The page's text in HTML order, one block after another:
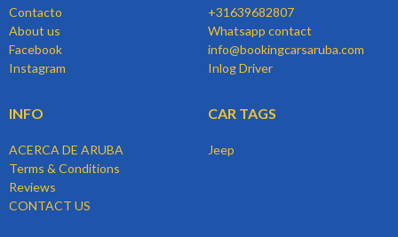
Contacto
About us
Facebook
Instagram
+31639682807
Whatsapp contact
info@bookingcarsaruba.com
Inlog Driver
INFO
ACERCA DE ARUBA
Terms & Conditions
Reviews
CONTACT US
CAR TAGS
Jeep